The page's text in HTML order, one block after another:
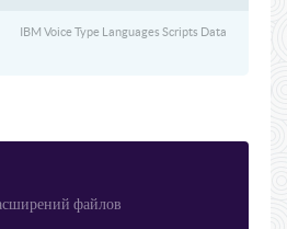
IBM Voice Type Languages Scripts Data
файлов